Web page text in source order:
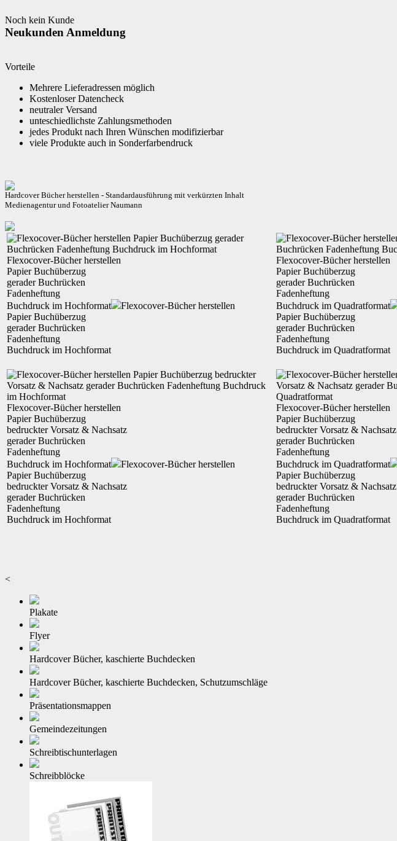
Noch kein Kunde
Neukunden Anmeldung
Vorteile
Mehrere Lieferadressen möglich
Kostenloser Datencheck
neutraler Versand
unteschiedlichste Zahlungsmethoden
jedes Produkt nach Ihren Wünschen modifizierbar
viele Produkte auch in Sonderfarbendruck
Hardcover Bücher herstellen - Standardausführung mit verkürzten Inhalt
Medienagentur und Fotoatelier Naumann
Flexocover-Bücher herstellen
PapierBuchüberzug
geraderBuchrücken
Fadenheftung
Buchdruck im Hochformat
Flexocover-Bücher herstellen
Papier Buchüberzug
gerader Buchrücken
Fadenheftung
Buchdruck im Hochformat
Flexocover-Bücher herstellen
PapierBuchüberzug
geraderBuchrücken
Fadenheftung
Buchdruck im Quadratformat
Papier Buchüberzug
gerader Buchrücken
Fadenheftung
Buchdruck im Quadratformat
Flexocover-Bücher herstellen
PapierBuchüberzug
bedruckter Vorsatz & Nachsatz
geraderBuchrücken
Fadenheftung
Buchdruck im Hochformat
Flexocover-Bücher herstellen
Papier Buchüberzug
bedruckter Vorsatz & Nachsatz
gerader Buchrücken
Fadenheftung
Buchdruck im Hochformat
Flexocover-Bücher herstellen
PapierBuchüberzug
bedruckter Vorsatz & Nachsatz
geraderBuchrücken
Fadenheftung
Buchdruck im Quadratformat
Papier Buchüberzug
bedruckter Vorsatz & Nachsatz
gerader Buchrücken
Fadenheftung
Buchdruck im Quadratformat
<
Plakate
Flyer
Hardcover Bücher, kaschierte Buchdecken
Hardcover Bücher, kaschierte Buchdecken, Schutzumschläge
Präsentationsmappen
Gemeindezeitungen
Schreibtischunterlagen
Schreibblöcke